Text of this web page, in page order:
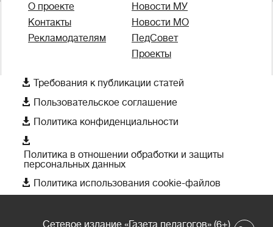
О проекте
Контакты
Рекламодателям
Новости МУ
Новости МО
ПедСовет
Проекты
 Требования к публикации статей
 Пользовательское соглашение
 Политика конфиденциальности

Политика в отношении обработки и защиты
персональных данных
 Политика использования cookie-файлов
Сетевое издание «Газета педагогов» (6+)